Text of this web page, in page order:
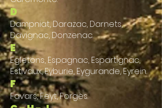
D
Dampniat, Darazac, Darnets,
Davignac, Donzenac.
E
Egletons, Espagnac, Espartignac,
Estivaux, Eyburie, Eygurande, Eyrein.
F
Favars, Feyt, Forgès.